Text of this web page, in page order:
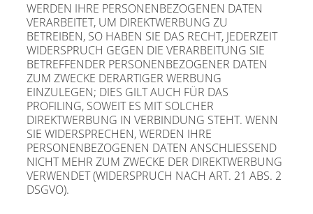
WERDEN IHRE PERSONENBEZOGENEN DATEN
VERARBEITET, UM DIREKTWERBUNG ZU
BETREIBEN, SO HABEN SIE DAS RECHT, JEDERZEIT
WIDERSPRUCH GEGEN DIE VERARBEITUNG SIE
BETREFFENDER PERSONENBEZOGENER DATEN
ZUM ZWECKE DERARTIGER WERBUNG
EINZULEGEN; DIES GILT AUCH FÜR DAS
PROFILING, SOWEIT ES MIT SOLCHER
DIREKTWERBUNG IN VERBINDUNG STEHT. WENN
SIE WIDERSPRECHEN, WERDEN IHRE
PERSONENBEZOGENEN DATEN ANSCHLIESSEND
NICHT MEHR ZUM ZWECKE DER DIREKTWERBUNG
VERWENDET (WIDERSPRUCH NACH ART. 21 ABS. 2
DSGVO).